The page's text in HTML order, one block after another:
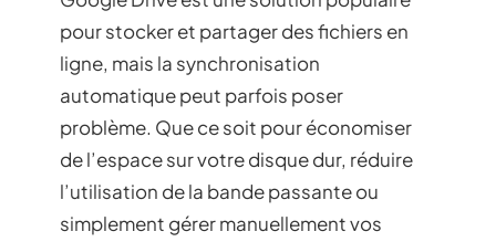
pour stocker et partager des fichiers en
ligne, mais la synchronisation
automatique peut parfois poser
problème. Que ce soit pour économiser
de l’espace sur votre disque dur, réduire
l’utilisation de la bande passante ou
simplement gérer manuellement vos